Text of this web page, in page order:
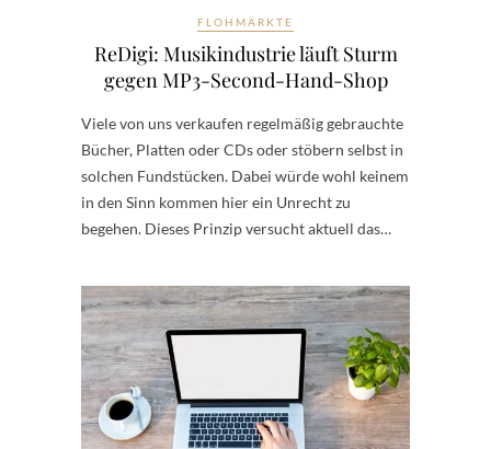
FLOHMÄRKTE
ReDigi: Musikindustrie läuft Sturm
gegen MP3-Second-Hand-Shop
Viele von uns verkaufen regelmäßig gebrauchte
Bücher, Platten oder CDs oder stöbern selbst in
solchen Fundstücken. Dabei würde wohl keinem
in den Sinn kommen hier ein Unrecht zu
begehen. Dieses Prinzip versucht aktuell das…